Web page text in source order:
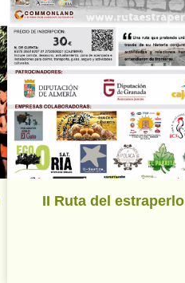
II Ruta del estraperlo